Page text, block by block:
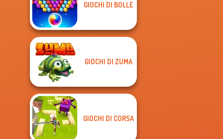
GIOCHI DI BOLLE
GIOCHI DI ZUMA
GIOCHI DI CORSA